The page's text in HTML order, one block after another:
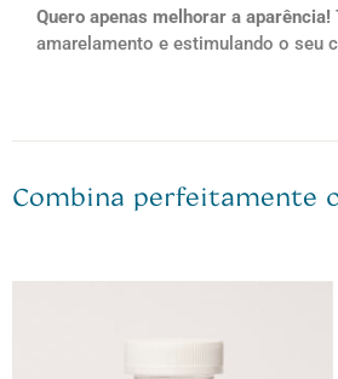
Quero apenas melhorar a aparência!
amarelamento e estimulando o seu
Combina perfeitamente